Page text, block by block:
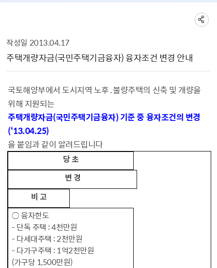
작성일 2013.04.17
주택개량자금(국민주택기금융자) 융자조건 변경 안내
국토해양부에서 도시지역 노후․불량주택의 신축 및 개량을
위해 지원되는
주택개량자금(국민주택기금융자) 기준 중 융자조건의 변경
(‘13.04.25)
을 붙임과 같이 알려드립니다
당 초
변 경
비 고
○ 융자한도
- 단독 주택 : 4천만원
- 다세대주택 : 2천만원
- 다가구주택 : 1억2천만원
(가구당 1,500만원)